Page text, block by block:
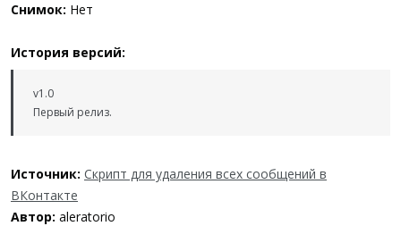
Снимок: Нет
История версий:
v1.0
Первый релиз.
Источник: Скрипт для удаления всех сообщений в
ВКонтакте
Автор: aleratorio